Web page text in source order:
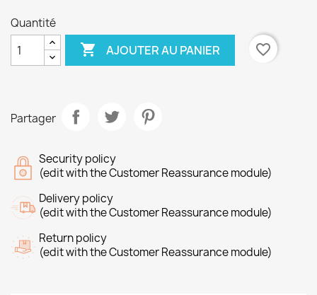
Quantité
 AJOUTER AU PANIER favorite_border
Partager
Security policy
(edit with the Customer Reassurance module)
Delivery policy
(edit with the Customer Reassurance module)
Return policy
(edit with the Customer Reassurance module)